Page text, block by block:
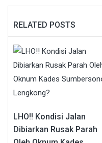
RELATED POSTS
LHO!! Kondisi Jalan
Dibiarkan Rusak Parah